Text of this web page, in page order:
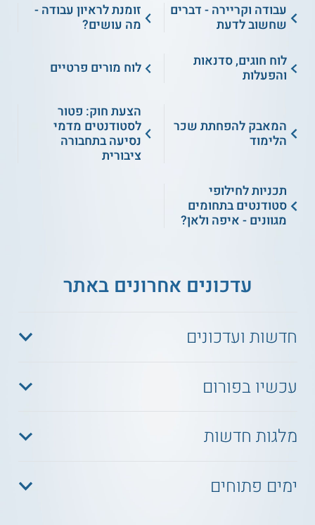
עבודה וקריירה - דברים
שחשוב לדעת
זומנת לראיון עבודה -
מה עושים?
לוח חוגים, סדנאות
והפעלות
לוח מורים פרטיים
המאבק להפחתת שכר
הלימוד
הצעת חוק: פטור
לסטודנטים מדמי
נסיעה בתחבורה
ציבורית
תכניות לחילופי
סטודנטים בתחומים
מגוונים - איפה ולאן?
עדכונים אחרונים באתר
חדשות ועדכונים
עכשיו בפורום
מלגות חדשות
ימים פתוחים